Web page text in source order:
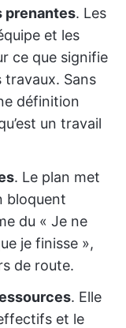
prenantes. Les
et les
ce que signifie
travaux. Sans
définition
un travail
. Le plan met
bloquent
du « Je ne
je finisse »,
de route.
. Elle
et le